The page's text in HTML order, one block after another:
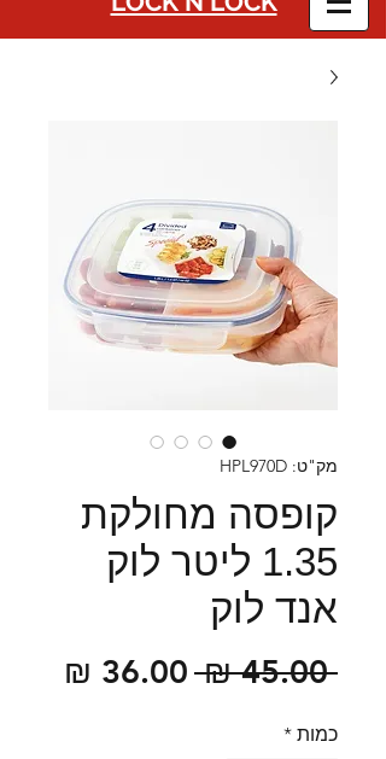
מק"ט: HPL970D
קופסה מחולקת
1.35 ליטר לוק
אנד לוק
‏45.00 ‏₪
מחיר
כמות *